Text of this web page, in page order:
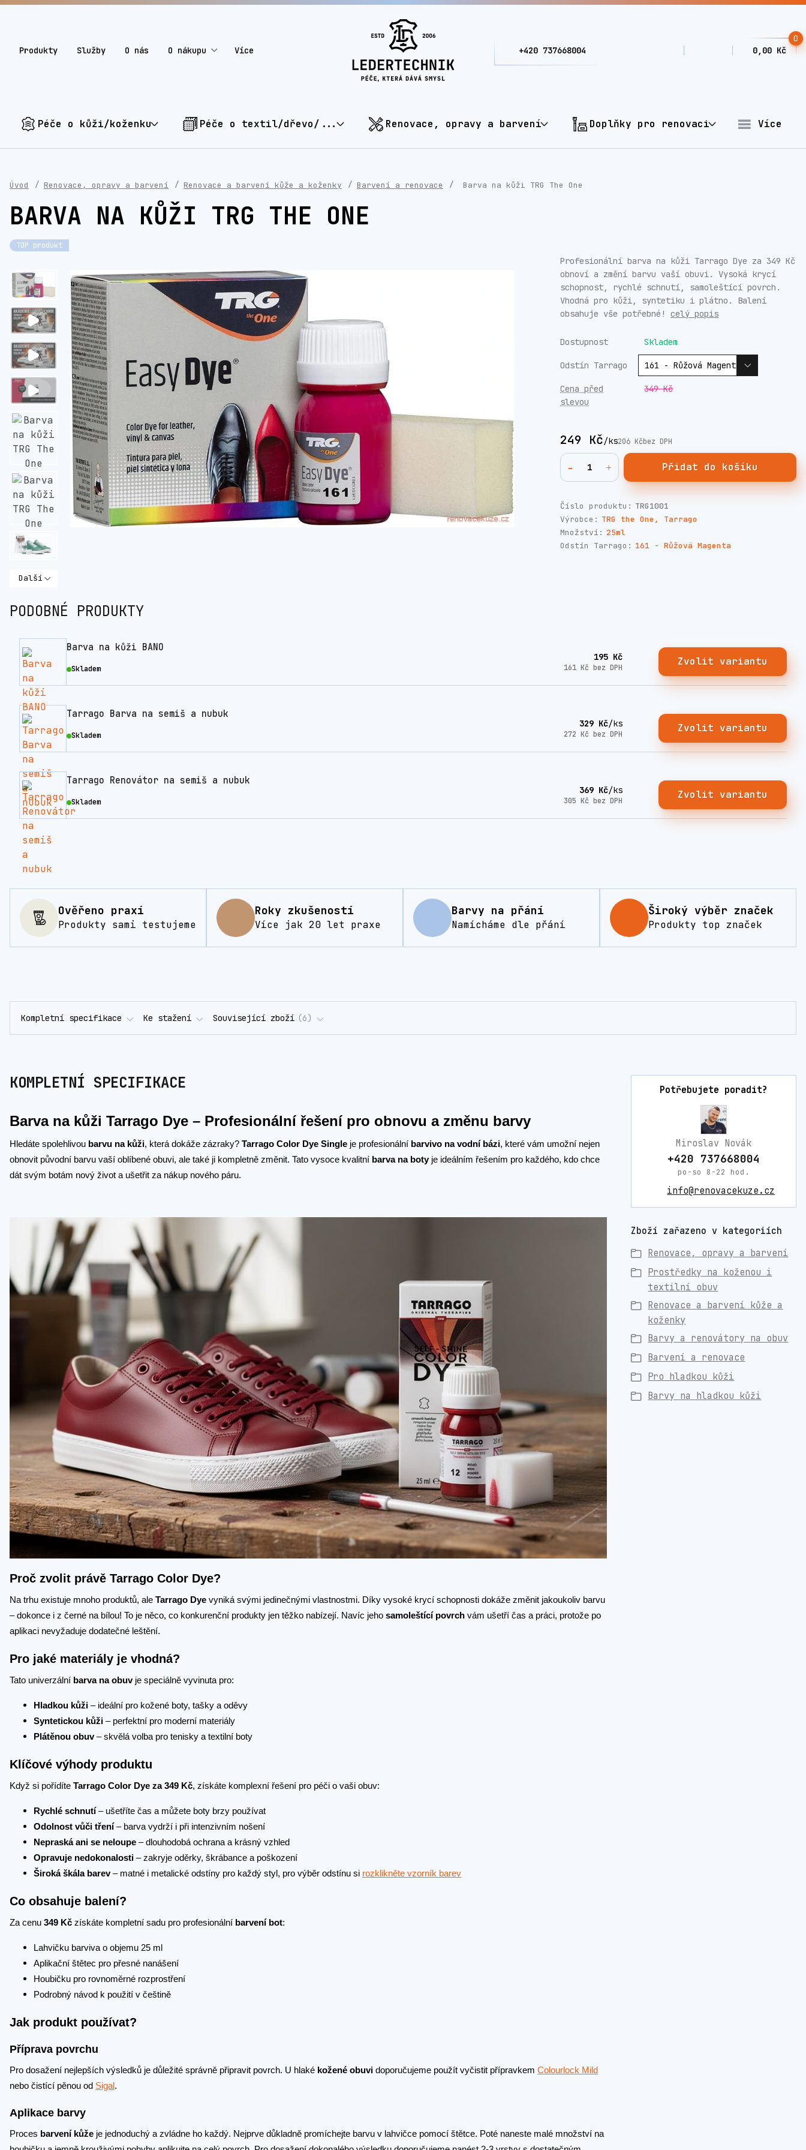
Produkty Služby O nás O nákupu Více
0
0,00 Kč
+420 737668004
Péče o kůži/koženku Péče o textil/dřevo/... Renovace, opravy a barvení Doplňky pro renovaci Více
Úvod Renovace, opravy a barvení Renovace a barvení kůže a koženky Barvení a renovace Barva na kůži TRG The One
BARVA NA KŮŽI TRG THE ONE
TOP produkt
Další
Profesionální barva na kůži Tarrago Dye za 349 Kč
obnoví a změní barvu vaší obuvi. Vysoká krycí
schopnost, rychlé schnutí, samoleštící povrch.
Vhodná pro kůži, syntetiku i plátno. Balení
obsahuje vše potřebné!celý popis
Dostupnost Skladem
Odstín Tarrago
Cena před
slevou
349 Kč
249 Kč/ks206 Kčbez DPH
Přidat do košíku
Číslo produktu: TRG1001
Výrobce: TRG the One, Tarrago
Množství: 25ml
Odstín Tarrago: 161 - Růžová Magenta
PODOBNÉ PRODUKTY
Barva na kůži BANO
195 Kč
161 Kč bez DPH
Skladem
Zvolit variantu
Tarrago Barva na semiš a nubuk
329 Kč/ks
272 Kč bez DPH
Skladem
Zvolit variantu
Tarrago Renovátor na semiš a nubuk
369 Kč/ks
305 Kč bez DPH
Skladem
Zvolit variantu
Ověřeno praxí
Produkty sami testujeme
Roky zkušeností
Více jak 20 let praxe
Barvy na přání
Namícháme dle přání
Široký výběr značek
Produkty top značek
Kompletní specifikace Ke stažení Související zboží 6
KOMPLETNÍ SPECIFIKACE
Barva na kůži Tarrago Dye – Profesionální řešení pro obnovu a změnu barvy
Hledáte spolehlivou barvu na kůži, která dokáže zázraky? Tarrago Color Dye Single je profesionální barvivo na vodní bázi, které vám umožní nejen
obnovit původní barvu vaší oblíbené obuvi, ale také ji kompletně změnit. Tato vysoce kvalitní barva na botyje ideálním řešením pro každého, kdo chce
dát svým botám nový život a ušetřit za nákup nového páru.
Proč zvolit právě Tarrago Color Dye?
Na trhu existuje mnoho produktů, ale Tarrago Dye vyniká svými jedinečnými vlastnostmi. Díky vysoké krycí schopnosti dokáže změnit jakoukoliv barvu
– dokonce i z černé na bílou! To je něco, co konkurenční produkty jen těžko nabízejí. Navíc jeho samoleštící povrch vám ušetří čas a práci, protože po
aplikaci nevyžaduje dodatečné leštění.
Pro jaké materiály je vhodná?
Tato univerzální barva na obuvje speciálně vyvinuta pro:
Hladkou kůži – ideální pro kožené boty, tašky a oděvy
Syntetickou kůži – perfektní pro moderní materiály
Plátěnou obuv– skvělá volba pro tenisky a textilní boty
Klíčové výhody produktu
Když si pořídíte Tarrago Color Dye za 349 Kč, získáte komplexní řešení pro péči o vaši obuv:
Rychlé schnutí– ušetříte čas a můžete boty brzy používat
Odolnost vůči tření– barva vydrží i při intenzivním nošení
Nepraská ani se neloupe – dlouhodobá ochrana a krásný vzhled
Opravuje nedokonalosti – zakryje oděrky, škrábance a poškození
Široká škála barev– matné i metalické odstíny pro každý styl, pro výběr odstínu si rozklikněte vzorník barev
Co obsahuje balení?
Za cenu 349 Kč získáte kompletní sadu pro profesionální barvení bot:
Lahvičku barviva o objemu 25 ml
Aplikační štětec pro přesné nanášení
Houbičku pro rovnoměrné rozprostření
Podrobný návod k použití v češtině
Jak produkt používat?
Příprava povrchu
Pro dosažení nejlepších výsledků je důležité správně připravit povrch. U hlaké kožené obuvi doporučujeme použít vyčistit přípravkem Colourlock Mild
nebo čistící pěnou od Sigal.
Aplikace barvy
Proces barvení kůže je jednoduchý a zvládne ho každý. Nejprve důkladně promíchejte barvu v lahvičce pomocí štětce. Poté naneste malé množství na
Potřebujete poradit?
Miroslav Novák
+420 737668004
po-so 8-22 hod.
info@renovacekuze.cz
Zboží zařazeno v kategoriích
Renovace, opravy a barvení
Prostředky na koženou i
textilní obuv
Renovace a barvení kůže a
koženky
Barvy a renovátory na obuv
Barvení a renovace
Pro hladkou kůži
Barvy na hladkou kůži